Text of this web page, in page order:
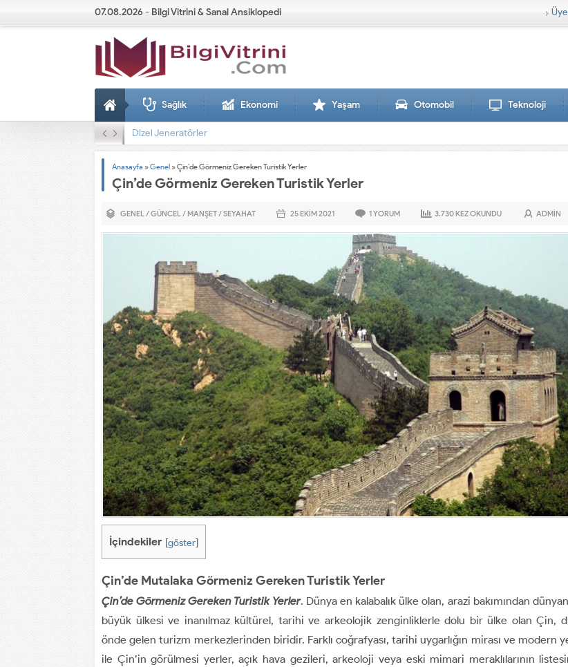
07.08.2026 - Bilgi Vitrini & Sanal Ansiklopedi
Sağlık Ekonomi Yaşam Otomobil Teknoloji
Dizel Jeneratörler
Anasayfa »Genel »Çin’de Görmeniz Gereken Turistik Yerler
Çin’de Görmeniz Gereken Turistik Yerler
GENEL/GÜNCEL/ MANŞET/SEYAHAT 25 EKIM2021 1YORUM 3.730 KEZ OKUNDU ADMIN
İçindekiler [göster]
Çin’de Mutalaka Görmeniz Gereken Turistik Yerler
Çin’de Görmeniz Gereken Turistik Yerler. Dünya en kalabalık ülke olan, arazi bakımından
büyük ülkesi ve inanılmaz kültürel, tarihi ve arkeolojik zenginliklerle dolu bir ülke olan Çin,
önde gelen turizm merkezlerinden biridir. Farklı coğrafyası, tarihi uygarlığın mirası ve modern
ile Çin’in görülmesi yerler, açık hava gezileri, arkeoloji veya eski mimari meraklılarının
Sırtlanlar hamile zebraya